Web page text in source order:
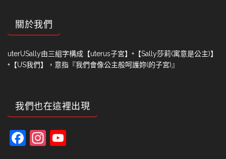
關於我們
uterUSally由三組字構成【uterus子宮】+【Sally莎莉(寓意是公主)】
+【US我們】，意指『我們會像公主般呵護妳(的子宮)』
我們也在這裡出現
Facebook
Instagram